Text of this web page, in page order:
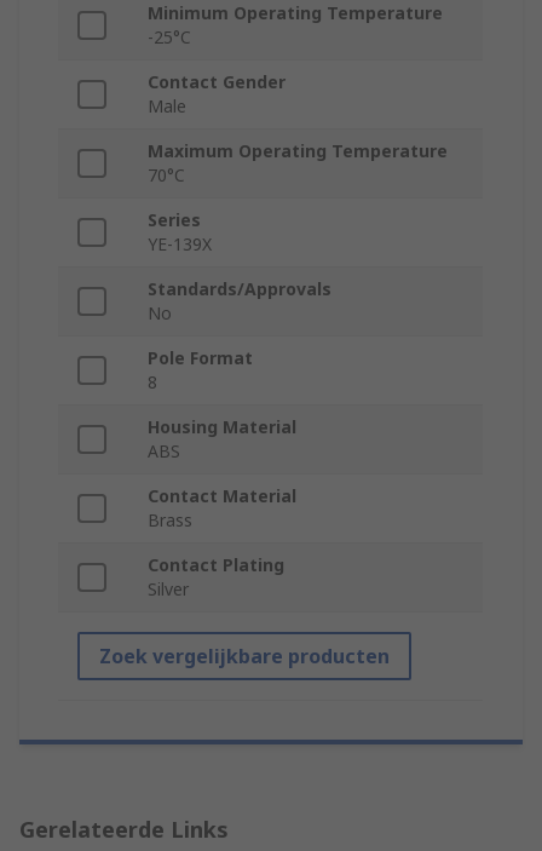
Minimum Operating Temperature
-25°C
Contact Gender
Male
Maximum Operating Temperature
70°C
Series
YE-139X
Standards/Approvals
No
Pole Format
8
Housing Material
ABS
Contact Material
Brass
Contact Plating
Silver
Zoek vergelijkbare producten
Gerelateerde Links